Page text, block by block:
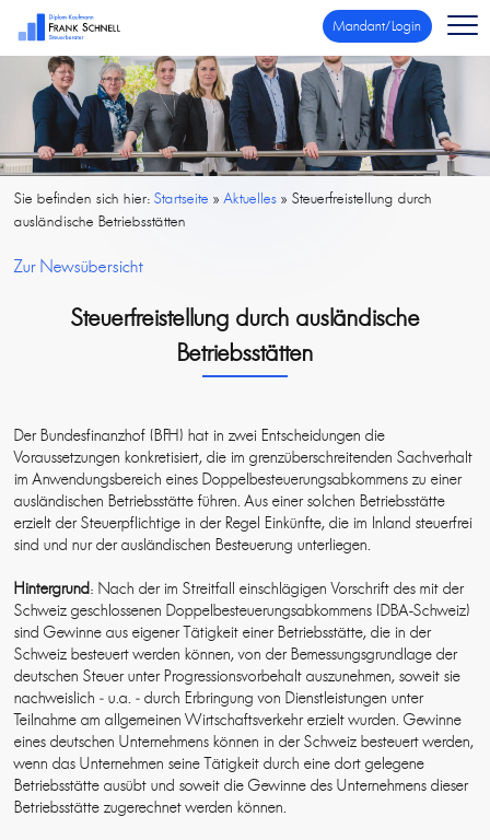
Mandant/Login
Sie befinden sich hier:Startseite »Aktuelles »Steuerfreistellung durch
ausländische Betriebsstätten
Zur Newsübersicht
Steuerfreistellung durch ausländische
Betriebsstätten
Der Bundesfinanzhof (BFH) hat in zwei Entscheidungen die
Voraussetzungen konkretisiert, die im grenzüberschreitenden Sachverhalt
im Anwendungsbereich eines Doppelbesteuerungsabkommens zu einer
ausländischen Betriebsstätte führen. Aus einer solchen Betriebsstätte
erzielt der Steuerpflichtige in der Regel Einkünfte, die im Inland steuerfrei
sind und nur der ausländischen Besteuerung unterliegen.
Hintergrund: Nach der im Streitfall einschlägigen Vorschrift des mit der
Schweiz geschlossenen Doppelbesteuerungsabkommens (DBA-Schweiz)
sind Gewinne aus eigener Tätigkeit einer Betriebsstätte, die in der
Schweiz besteuert werden können, von der Bemessungsgrundlage der
deutschen Steuer unter Progressionsvorbehalt auszunehmen, soweit sie
nachweislich ‑ u.a. ‑ durch Erbringung von Dienstleistungen unter
Teilnahme am allgemeinen Wirtschaftsverkehr erzielt wurden. Gewinne
eines deutschen Unternehmens können in der Schweiz besteuert werden,
wenn das Unternehmen seine Tätigkeit durch eine dort gelegene
Betriebsstätte ausübt und soweit die Gewinne des Unternehmens dieser
Betriebsstätte zugerechnet werden können.